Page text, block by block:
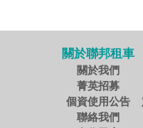
關於聯邦租車
關於我們
菁英招募
個資使用公告
聯絡我們